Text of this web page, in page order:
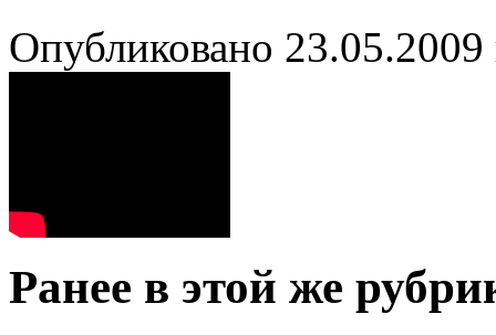
Опубликовано
Ранее в этой же